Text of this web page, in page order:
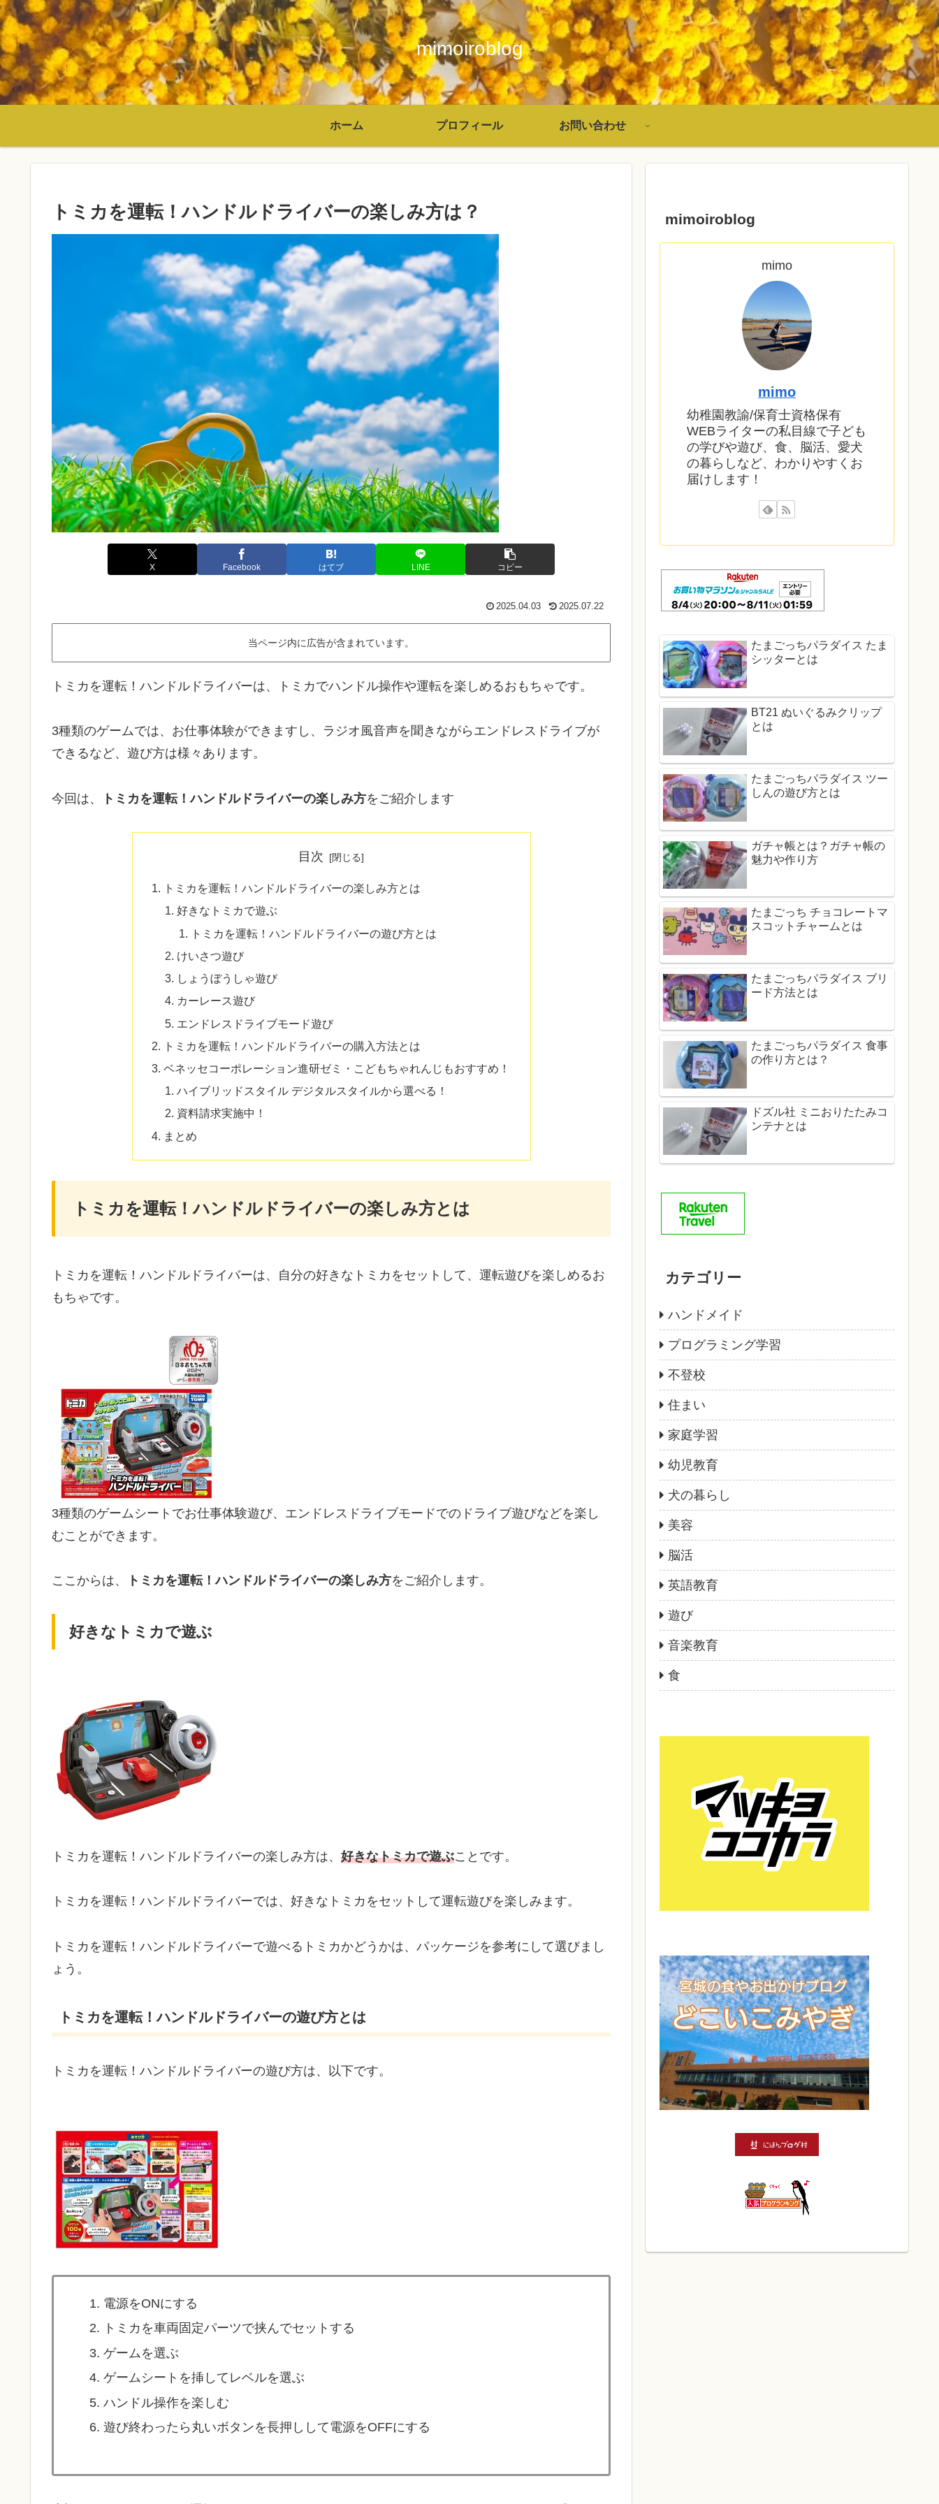
mimoiroblog
ホーム プロフィール お問い合わせ
トミカを運転！ハンドルドライバーの楽しみ方は？
X Facebook はてブ LINE コピー
2025.04.03 2025.07.22
当ページ内に広告が含まれています。
トミカを運転！ハンドルドライバーは、トミカでハンドル操作や運転を楽しめるおもちゃです。
3種類のゲームでは、お仕事体験ができますし、ラジオ風音声を聞きながらエンドレスドライブが
できるなど、遊び方は様々あります。
今回は、 トミカを運転！ハンドルドライバーの楽しみ方をご紹介します
目次
トミカを運転！ハンドルドライバーの楽しみ方とは
好きなトミカで遊ぶ
トミカを運転！ハンドルドライバーの遊び方とは
けいさつ遊び
しょうぼうしゃ遊び
カーレース遊び
エンドレスドライブモード遊び
トミカを運転！ハンドルドライバーの購入方法とは
ベネッセコーポレーション進研ゼミ・こどもちゃれんじもおすすめ！
ハイブリッドスタイル デジタルスタイルから選べる！
資料請求実施中！
まとめ
トミカを運転！ハンドルドライバーの楽しみ方とは
トミカを運転！ハンドルドライバーは、自分の好きなトミカをセットして、運転遊びを楽しめるお
もちゃです。
3種類のゲームシートでお仕事体験遊び、エンドレスドライブモードでのドライブ遊びなどを楽し
むことができます。
ここからは、 トミカを運転！ハンドルドライバーの楽しみ方をご紹介します。
好きなトミカで遊ぶ
トミカを運転！ハンドルドライバーの楽しみ方は、 好きなトミカで遊ぶことです。
トミカを運転！ハンドルドライバーでは、好きなトミカをセットして運転遊びを楽しみます。
トミカを運転！ハンドルドライバーで遊べるトミカかどうかは、パッケージを参考にして選びまし
ょう。
トミカを運転！ハンドルドライバーの遊び方とは
トミカを運転！ハンドルドライバーの遊び方は、以下です。
電源をONにする
トミカを車両固定パーツで挟んでセットする
ゲームを選ぶ
ゲームシートを挿してレベルを選ぶ
ハンドル操作を楽しむ
遊び終わったら丸いボタンを長押しして電源をOFFにする
mimoiroblog
mimo
mimo
幼稚園教諭/保育士資格保有
WEBライターの私目線で子ども
の学びや遊び、食、脳活、愛犬
の暮らしなど、わかりやすくお
届けします！
たまごっちパラダイス たま
シッターとは
BT21 ぬいぐるみクリップ
とは
たまごっちパラダイス ツー
しんの遊び方とは
ガチャ帳とは？ガチャ帳の
魅力や作り方
たまごっち チョコレートマ
スコットチャームとは
たまごっちパラダイス ブリ
ード方法とは
たまごっちパラダイス 食事
の作り方とは？
ドズル社 ミニおりたたみコ
ンテナとは
カテゴリー
ハンドメイド
プログラミング学習
不登校
住まい
家庭学習
幼児教育
犬の暮らし
美容
脳活
英語教育
遊び
音楽教育
食